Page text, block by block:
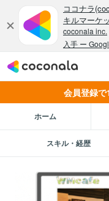
会員登録で
ホーム
スキル・経歴